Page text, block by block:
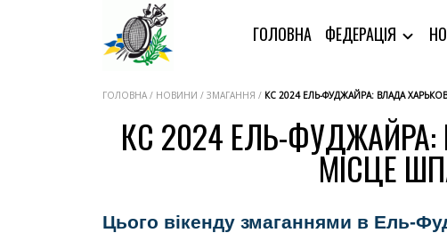
ГОЛОВНА ФЕДЕРАЦІЯ
ГОЛОВНА / НОВИНИ / ЗМАГАННЯ / КС 2024 ЕЛЬ-ФУДЖАЙРА: ВЛАДА
КС 2024 ЕЛЬ-ФУДЖАЙРА:
МІСЦЕ
Цього вікенду змаганнями в Ель-